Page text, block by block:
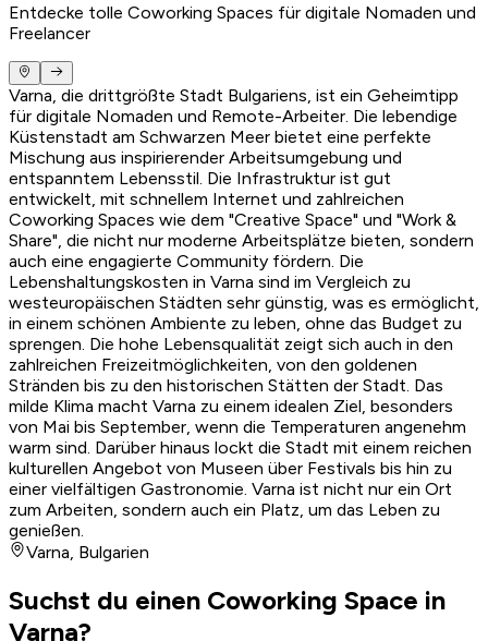
Entdecke tolle Coworking Spaces für digitale Nomaden und
Freelancer
Varna, die drittgrößte Stadt Bulgariens, ist ein Geheimtipp
für digitale Nomaden und Remote-Arbeiter. Die lebendige
Küstenstadt am Schwarzen Meer bietet eine perfekte
Mischung aus inspirierender Arbeitsumgebung und
entspanntem Lebensstil. Die Infrastruktur ist gut
entwickelt, mit schnellem Internet und zahlreichen
Coworking Spaces wie dem "Creative Space" und "Work &
Share", die nicht nur moderne Arbeitsplätze bieten, sondern
auch eine engagierte Community fördern. Die
Lebenshaltungskosten in Varna sind im Vergleich zu
westeuropäischen Städten sehr günstig, was es ermöglicht,
in einem schönen Ambiente zu leben, ohne das Budget zu
sprengen. Die hohe Lebensqualität zeigt sich auch in den
zahlreichen Freizeitmöglichkeiten, von den goldenen
Stränden bis zu den historischen Stätten der Stadt. Das
milde Klima macht Varna zu einem idealen Ziel, besonders
von Mai bis September, wenn die Temperaturen angenehm
warm sind. Darüber hinaus lockt die Stadt mit einem reichen
kulturellen Angebot von Museen über Festivals bis hin zu
einer vielfältigen Gastronomie. Varna ist nicht nur ein Ort
zum Arbeiten, sondern auch ein Platz, um das Leben zu
genießen.
Varna, Bulgarien
Suchst du einen Coworking Space in
Varna?